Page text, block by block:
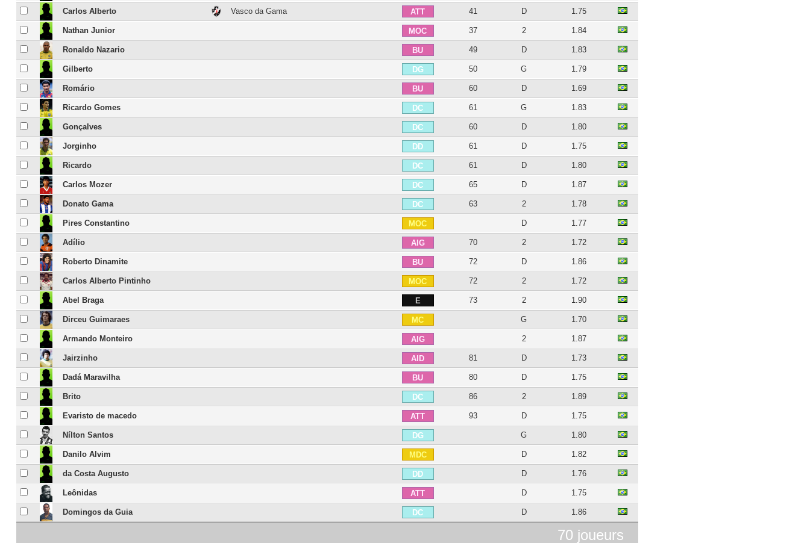
Carlos Alberto Vasco da Gama ATT 41 D 1.75
Nathan Junior MOC 37 2 1.84
Ronaldo Nazario BU 49 D 1.83
Gilberto DG 50 G 1.79
Romário BU 60 D 1.69
Ricardo Gomes DC 61 G 1.83
Gonçalves DC 60 D 1.80
Jorginho DD 61 D 1.75
Ricardo DC 61 D 1.80
Carlos Mozer DC 65 D 1.87
Donato Gama DC 63 2 1.78
Pires Constantino MOC D 1.77
Adílio AIG 70 2 1.72
Roberto Dinamite BU 72 D 1.86
Carlos Alberto Pintinho MOC 72 2 1.72
Abel Braga E 73 2 1.90
Dirceu Guimaraes MC G 1.70
Armando Monteiro AIG 2 1.87
Jairzinho AID 81 D 1.73
Dadá Maravilha BU 80 D 1.75
Brito DC 86 2 1.89
Evaristo de macedo ATT 93 D 1.75
Nílton Santos DG G 1.80
Danilo Alvim MDC D 1.82
da Costa Augusto DD D 1.76
Leônidas ATT D 1.75
Domingos da Guia DC D 1.86
70 joueurs